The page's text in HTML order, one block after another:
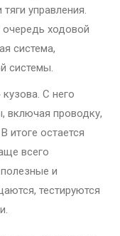
управления.
очередь ходовой
система,
системы.
С него
включая проводку,
итоге остается
всего
и
тестируются